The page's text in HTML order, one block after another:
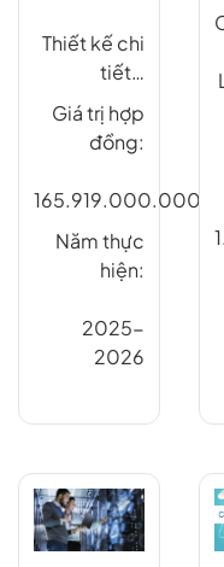
Thiết kế chi
tiết…
Giá trị hợp
đồng:
165.919.000.000
Năm thực
hiện:
2025-
2026